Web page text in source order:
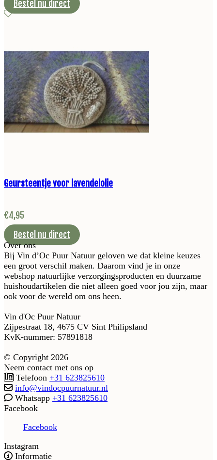
Bestel nu direct
Geursteentje voor lavendelolie
€4,95
Bestel nu direct
Over ons
Bij Vin d’Oc Puur Natuur geloven we dat kleine keuzes
een groot verschil maken. Daarom vind je in onze
webshop natuurlijke verzorgingsproducten en duurzame
huishoudartikelen die niet alleen goed voor jou zijn, maar
ook voor de wereld om ons heen.
Vin d'Oc Puur Natuur
Zijpestraat 18, 4675 CV Sint Philipsland
KvK-nummer: 57891818
© Copyright 2026
Neem contact met ons op
Telefoon +31 623825610
info@vindocpuurnatuur.nl
Whatsapp +31 623825610
Facebook
Facebook
Instagram
Informatie